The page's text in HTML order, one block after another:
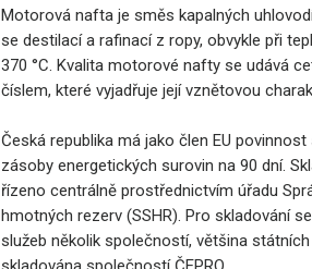
Motorová nafta je směs kapalných
se destilací a rafinací z ropy, obvykle při
370 °C. Kvalita motorové nafty se udává
číslem, které vyjadřuje její vznětovou
Česká republika má jako člen EU
zásoby energetických surovin na 90 dní.
řízeno centrálně prostřednictvím úřadu
hmotných rezerv (SSHR). Pro skladování
služeb několik společností, většina